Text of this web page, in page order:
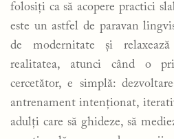
folosiți ca să acopere practici
este un astfel de paravan
de modernitate și relaxează
realitatea, atunci când o
cercetător, e simplă:
antrenament intenționat,
adulți care să ghideze, să